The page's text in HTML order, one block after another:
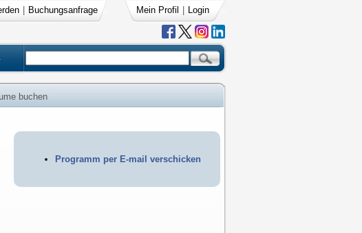
Buchungsanfrage Mein Profil Login
buchen
Programm per E-mail verschicken